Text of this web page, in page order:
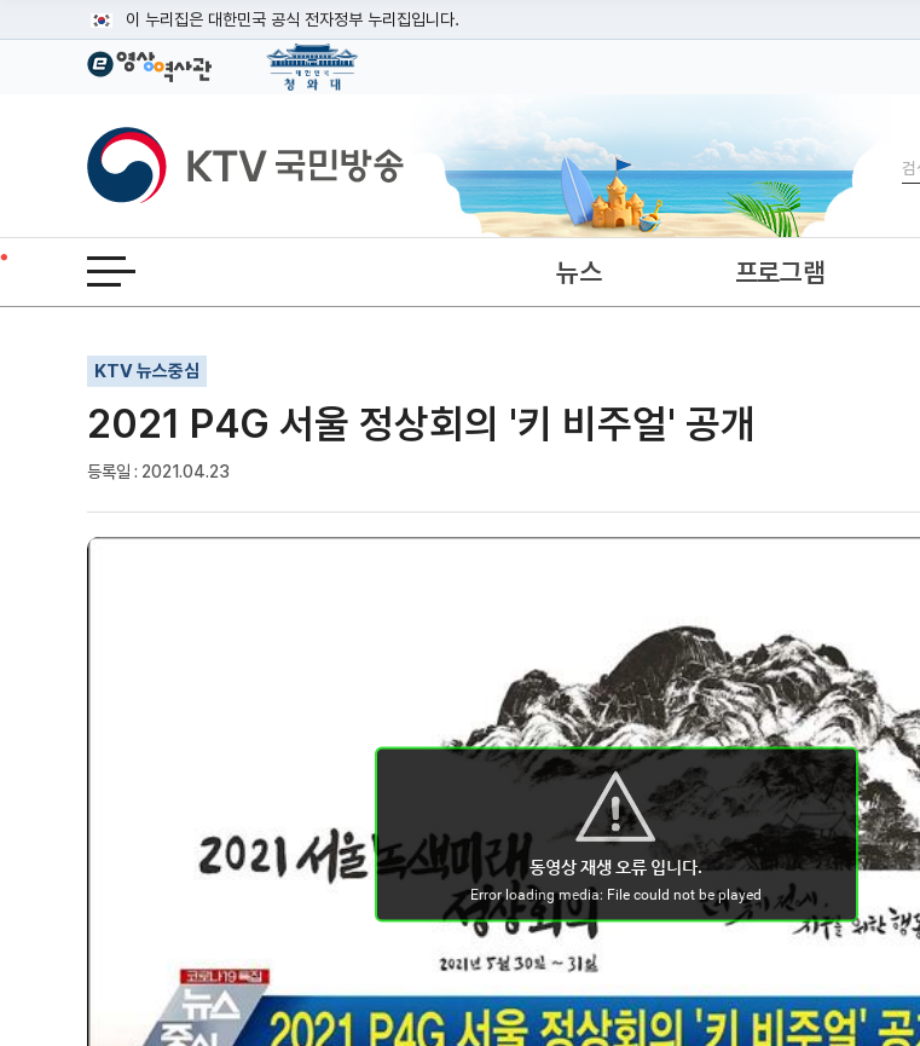
이 누리집은 대한민국 공식 전자정부 누리집입니다.
공식 누리집 주소 확인하기
이밖에 or.kr 또는 .kr등 다른 도메인 주소를 사용하고 있다면 아래 URL에서 도메인 주소를 확인해 보세요
운영중인 공식 누리집보기
KTV국민방송
전체메뉴 열기 뉴스 프로그램
KTV 뉴스중심
2021 P4G 서울 정상회의 '키 비주얼' 공개
등록일 : 2021.04.23
기사인쇄
글자확대
글자축소